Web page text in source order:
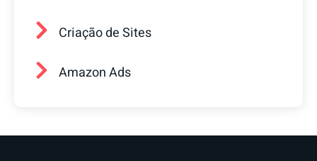
Criação de Sites
Amazon Ads